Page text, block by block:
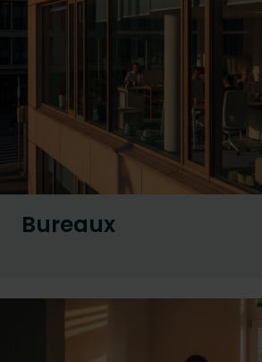
Bureaux